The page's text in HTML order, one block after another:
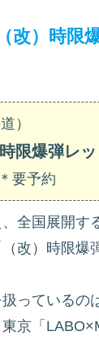
改）時限
）
時限爆弾レ
要予約
全国展開す
改）時限爆
扱っているの
京「